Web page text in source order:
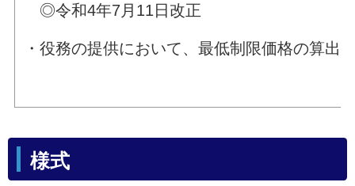
◎令和4年7月11日改正
・役務の提供において、最低制限価格の算出
様式